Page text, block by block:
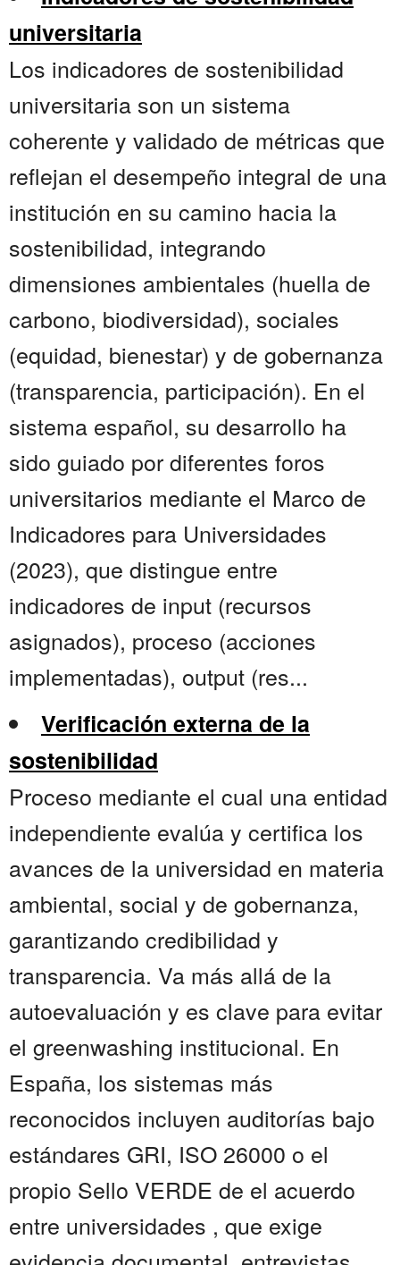
universitaria
Los indicadores de sostenibilidad
universitaria son un sistema
coherente y validado de métricas que
reflejan el desempeño integral de una
institución en su camino hacia la
sostenibilidad, integrando
dimensiones ambientales (huella de
carbono, biodiversidad), sociales
(equidad, bienestar) y de gobernanza
(transparencia, participación). En el
sistema español, su desarrollo ha
sido guiado por diferentes foros
universitarios mediante el Marco de
Indicadores para Universidades
(2023), que distingue entre
indicadores de input (recursos
asignados), proceso (acciones
implementadas), output (res...
Verificación externa de la
sostenibilidad
Proceso mediante el cual una entidad
independiente evalúa y certifica los
avances de la universidad en materia
ambiental, social y de gobernanza,
garantizando credibilidad y
transparencia. Va más allá de la
autoevaluación y es clave para evitar
el greenwashing institucional. En
España, los sistemas más
reconocidos incluyen auditorías bajo
estándares GRI, ISO 26000 o el
propio Sello VERDE de el acuerdo
entre universidades , que exige